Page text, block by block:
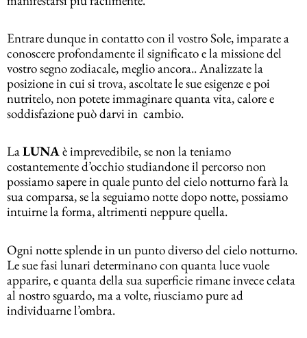
Entrare dunque in contatto con il vostro Sole, imparate a
conoscere profondamente il significato e la missione del
vostro segno zodiacale, meglio ancora.. Analizzate la
posizione in cui si trova, ascoltate le sue esigenze e poi
nutritelo, non potete immaginare quanta vita, calore e
soddisfazione può darvi in cambio.
LaLUNAè imprevedibile, se non la teniamo
costantemente d’occhio studiandone il percorso non
possiamo sapere in quale punto del cielo notturno farà la
sua comparsa, se la seguiamo notte dopo notte, possiamo
intuirne la forma, altrimenti neppure quella.
Ogni notte splende in un punto diverso del cielo notturno.
Le sue fasi lunari determinano con quanta luce vuole
apparire, e quanta della sua superficie rimane invece celata
al nostro sguardo, ma a volte, riusciamo pure ad
individuarne l’ombra.